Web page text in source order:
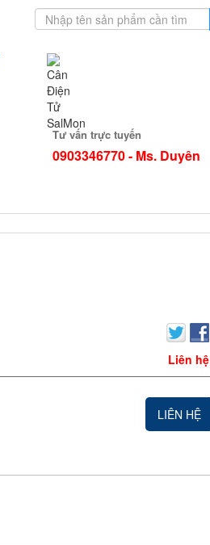
Tư vấn trực tuyến
0903346770 - Ms. Duyên
Liên hệ
LIÊN HỆ